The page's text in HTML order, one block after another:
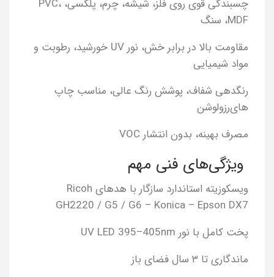
چسبندگی قوی روی فلز، شیشه، چرم، پلکسی، PVC،
MDF، سنگ
مقاومت بالا در برابر خش، نور UV خورشید، رطوبت و
مواد شیمیایی
رنگدهی شفاف، پوشش رنگ عالی، مناسب چاپ
های‌رزولوشن
مصرف بهینه، بدون انتشار VOC
ویژگی‌های فنی مهم
ویسکوزیته استاندارد سازگار با هدهای Ricoh
GH2220 / G5 / G6 – Konica – Epson DX7
پخت کامل با نور UV LED 395–405nm
ماندگاری تا ۳ سال فضای باز